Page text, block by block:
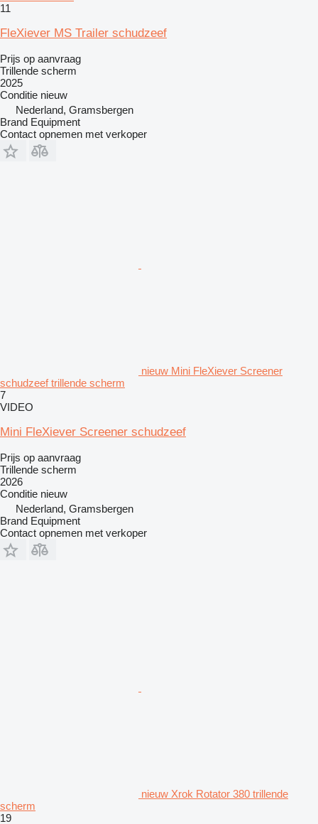
11
FleXiever MS Trailer schudzeef
Prijs op aanvraag
Trillende scherm
2025
Conditie nieuw
Nederland, Gramsbergen
Brand Equipment
Contact opnemen met verkoper
nieuw Mini FleXiever Screener
schudzeef trillende scherm
7
VIDEO
Mini FleXiever Screener schudzeef
Prijs op aanvraag
Trillende scherm
2026
Conditie nieuw
Nederland, Gramsbergen
Brand Equipment
Contact opnemen met verkoper
nieuw Xrok Rotator 380 trillende
scherm
19